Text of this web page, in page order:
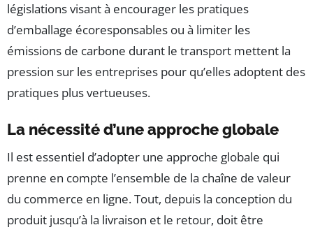
législations visant à encourager les pratiques
d’emballage écoresponsables ou à limiter les
émissions de carbone durant le transport mettent la
pression sur les entreprises pour qu’elles adoptent des
pratiques plus vertueuses.
La nécessité d’une approche globale
Il est essentiel d’adopter une approche globale qui
prenne en compte l’ensemble de la chaîne de valeur
du commerce en ligne. Tout, depuis la conception du
produit jusqu’à la livraison et le retour, doit être